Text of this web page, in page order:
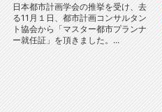
日本都市計画学会の推挙を受け、去
る11月１日、都市計画コンサルタン
ト協会から「マスター都市プランナ
ー就任証」を頂きました。...